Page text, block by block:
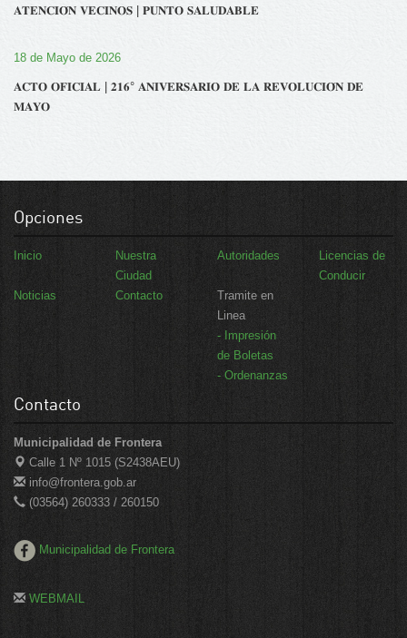
𝐀𝐓𝐄𝐍𝐂𝐈𝐎́𝐍 𝐕𝐄𝐂𝐈𝐍𝐎𝐒 | 𝐏𝐔𝐍𝐓𝐎 𝐒𝐀𝐋𝐔𝐃𝐀𝐁𝐋𝐄
18 de Mayo de 2026
𝐀𝐂𝐓𝐎 𝐎𝐅𝐈𝐂𝐈𝐀𝐋 | 𝟐𝟏𝟔° 𝐀𝐍𝐈𝐕𝐄𝐑𝐒𝐀𝐑𝐈𝐎 𝐃𝐄 𝐋𝐀 𝐑𝐄𝐕𝐎𝐋𝐔𝐂𝐈𝐎́𝐍 𝐃𝐄
𝐌𝐀𝐘𝐎
Opciones
Inicio
Nuestra
Ciudad
Autoridades
Licencias de
Conducir
Noticias
Contacto
Tramite en
Linea
- Impresión
de Boletas
- Ordenanzas
Contacto
Municipalidad de Frontera
Calle 1 Nº 1015 (S2438AEU)
info@frontera.gob.ar
(03564) 260333 / 260150
Municipalidad de Frontera
WEBMAIL